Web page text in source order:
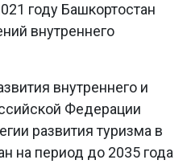
году Башкортостан
внутреннего
внутреннего и
Федерации
развития туризма в
на период до 2035 года